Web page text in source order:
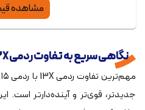
مشاهده
نگاهی سریع به تفاوت ردمی 13X با ردمی ۱۵